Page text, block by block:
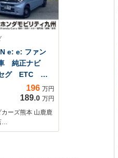
e: e: ファン
純正ナビ
グ ETC 運
ートヒーター
196 万円
189.0 万円
カーズ熊本 山鹿鹿